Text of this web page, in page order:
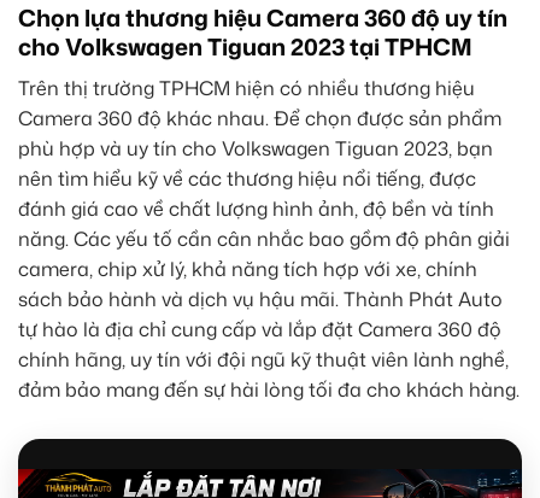
Chọn lựa thương hiệu Camera 360 độ uy tín
cho Volkswagen Tiguan 2023 tại TPHCM
Trên thị trường TPHCM hiện có nhiều thương hiệu
Camera 360 độ khác nhau. Để chọn được sản phẩm
phù hợp và uy tín cho Volkswagen Tiguan 2023, bạn
nên tìm hiểu kỹ về các thương hiệu nổi tiếng, được
đánh giá cao về chất lượng hình ảnh, độ bền và tính
năng. Các yếu tố cần cân nhắc bao gồm độ phân giải
camera, chip xử lý, khả năng tích hợp với xe, chính
sách bảo hành và dịch vụ hậu mãi. Thành Phát Auto
tự hào là địa chỉ cung cấp và lắp đặt Camera 360 độ
chính hãng, uy tín với đội ngũ kỹ thuật viên lành nghề,
đảm bảo mang đến sự hài lòng tối đa cho khách hàng.